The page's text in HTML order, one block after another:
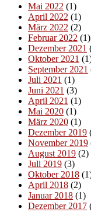
Mai 2022 (1)
April 2022 (1)
März 2022 (2)
Februar 2022 (1)
Dezember 2021
Oktober 2021
September 2021
Juli 2021 (1)
Juni 2021 (3)
April 2021 (1)
Mai 2020 (1)
März 2020 (1)
Dezember 2019
November 2019
August 2019 (2)
Juli 2019 (3)
Oktober 2018
April 2018 (2)
Januar 2018 (1)
Dezember 2017